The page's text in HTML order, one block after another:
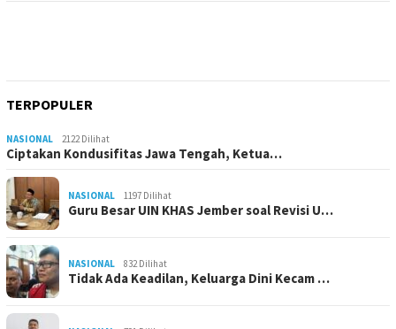
TERPOPULER
NASIONAL 2122 Dilihat
Ciptakan Kondusifitas Jawa Tengah, Ketua…
NASIONAL 1197 Dilihat
Guru Besar UIN KHAS Jember soal Revisi U…
NASIONAL 832 Dilihat
Tidak Ada Keadilan, Keluarga Dini Kecam …